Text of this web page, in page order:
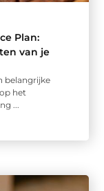
Plan:
van je
belangrijke
het
...